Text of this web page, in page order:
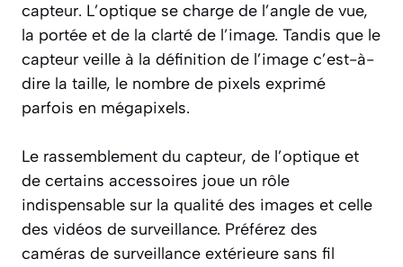
capteur. L’optique se charge de l’angle de vue,
la portée et de la clarté de l’image. Tandis que le
capteur veille à la définition de l’image c’est-à-
dire la taille, le nombre de pixels exprimé
parfois en mégapixels.
Le rassemblement du capteur, de l’optique et
de certains accessoires joue un rôle
indispensable sur la qualité des images et celle
des vidéos de surveillance. Préférez des
caméras de surveillance extérieure sans fil